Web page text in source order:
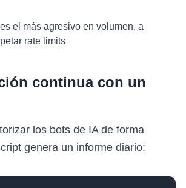
es el más agresivo en volumen, a
rate limits
continua con un
los bots de IA de forma
genera un informe diario: